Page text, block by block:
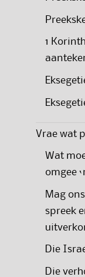
1
Vrae wat
Wat
omgee
Mag
spreek
Die
Die